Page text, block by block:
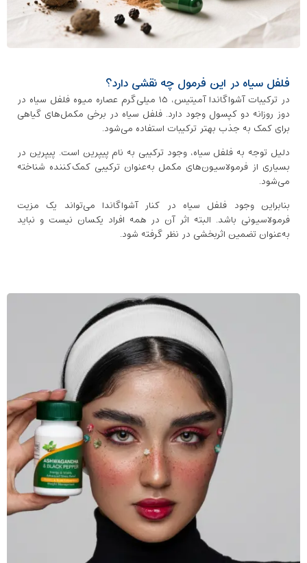
فلفل سیاه در این فرمول چه نقشی دارد؟
در ترکیبات آشواگاندا آمیتیس، ۱۵ میلی‌گرم عصاره میوه فلفل سیاه در
دوز روزانه دو کپسول وجود دارد. فلفل سیاه در برخی مکمل‌های گیاهی
برای کمک به جذب بهتر ترکیبات استفاده می‌شود.
دلیل توجه به فلفل سیاه، وجود ترکیبی به نام پیپرین است. پیپرین در
بسیاری از فرمولاسیون‌های مکمل به‌عنوان ترکیبی کمک‌کننده شناخته
می‌شود.
بنابراین وجود فلفل سیاه در کنار آشواگاندا می‌تواند یک مزیت
فرمولاسیونی باشد. البته اثر آن در همه افراد یکسان نیست و نباید
به‌عنوان تضمین اثربخشی در نظر گرفته شود.